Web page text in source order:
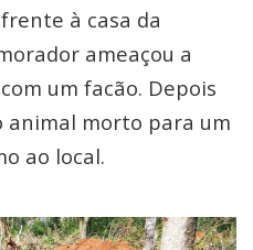
à casa da
ameaçou a
um facão. Depois
animal morto para um
ao local.